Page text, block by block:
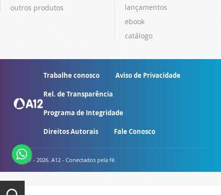
outros produtos
lançamentos
ebook
catálogo
Trabalhe conosco Aviso de Privacidade
Rel. de Transparência
Programa de Integridade
Direitos Autorais Fale Conosco
© 2007 - 2026. A12 - Conectados pela fé.